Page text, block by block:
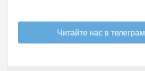
Читайте нас в телеграм